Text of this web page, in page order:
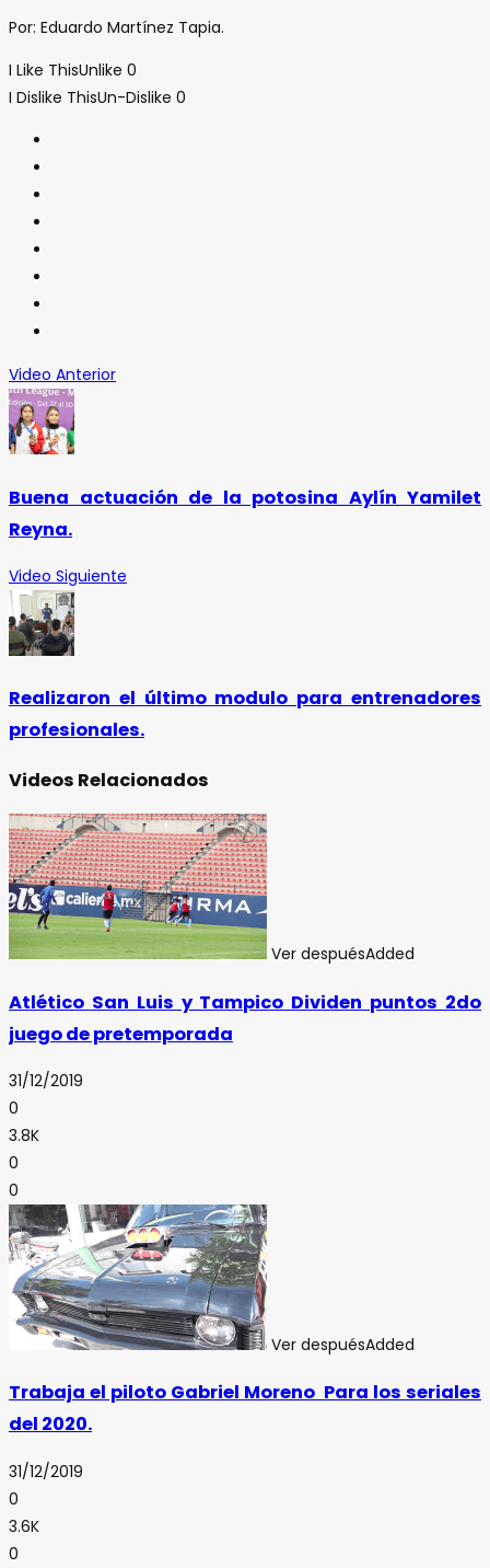
Por: Eduardo Martínez Tapia.
I Like ThisUnlike 0
I Dislike ThisUn-Dislike 0
Video Anterior
Buena actuación de la potosina Aylín Yamilet
Reyna.
Video Siguiente
Realizaron el último modulo para entrenadores
profesionales.
Videos Relacionados
Ver despuésAdded
Atlético San Luis y Tampico Dividen puntos 2do
juego de pretemporada
31/12/2019
0
3.8K
0
0
Ver despuésAdded
Trabaja el piloto Gabriel Moreno Para los seriales
del 2020.
31/12/2019
0
3.6K
0